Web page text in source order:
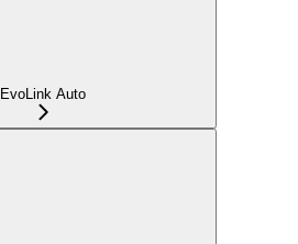
EvoLink Auto